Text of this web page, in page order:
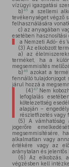
vízügyi igazgatási
b)45
a szellemi
tevékenységet végző
felhasználására
c) az anyagában
esetében hasznosítási
a Nemzeti Adó- és
(3) Az elkobzott
a) az
terméket, ha a
megsemmisítés
b)46 azokat a
fennálló tulajdonjogot
járul hozzá a
(4)47Nem
lefoglalás
kötelezettség
alapján –
részletfizetés vagy
(5) A vámhatóság
jogerőre
megsemmisítésére,
alkalmatlan vagy
értékére vagy az
aránytalan és jelentős
(6) Az elkobzás,
végzésben kell